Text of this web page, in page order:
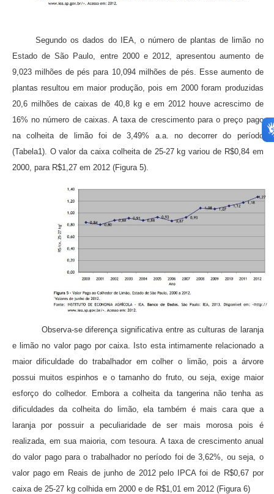
Segundo os dados do IEA, o número de plantas de limão no
Estado de São Paulo, entre 2000 e 2012, apresentou aumento de
9,023 milhões de pés para 10,094 milhões de pés. Esse aumento de
plantas resultou em maior produção, pois em 2000 foram produzidas
20,6 milhões de caixas de 40,8 kg e em 2012 houve acrescimo de
16% no número de caixas. A taxa de crescimento para o preço pago
na colheita de limão foi de 3,49% a.a. no decorrer do período
(Tabela1). O valor da caixa colheita de 25-27 kg variou de R$0,84 em
2000, para R$1,27 em 2012 (Figura 5).
Observa-se diferença significativa entre as culturas de laranja
e limão no valor pago por caixa. Isto esta intimamente relacionado a
maior dificuldade do trabalhador em colher o limão, pois a árvore
possui muitos espinhos e o tamanho do fruto, ou seja, exige maior
esforço do colhedor. Embora a colheita da tangerina não tenha as
dificuldades da colheita do limão, ela também é mais cara que a
laranja por possuir a peculiaridade de ser mais morosa pois é
realizada, em sua maioria, com tesoura. A taxa de crescimento anual
do valor pago para o trabalhador no período foi de 3,62%, ou seja, o
valor pago em Reais de junho de 2012 pelo IPCA foi de R$0,67 por
caixa de 25-27 kg colhida em 2000 e de R$1,01 em 2012 (Figura 6)